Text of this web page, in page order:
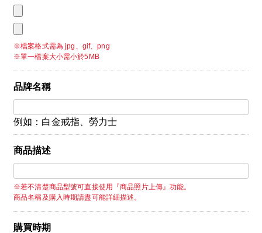
※檔案格式需為 jpg、gif、png
※單一檔案大小需小於5MB
品牌名稱
例如：白金戒指、勞力士
商品描述
※若不清楚商品型號可直接使用『商品照片上傳』功能。
商品名稱及購入時期請盡可能詳細描述。
購買時期